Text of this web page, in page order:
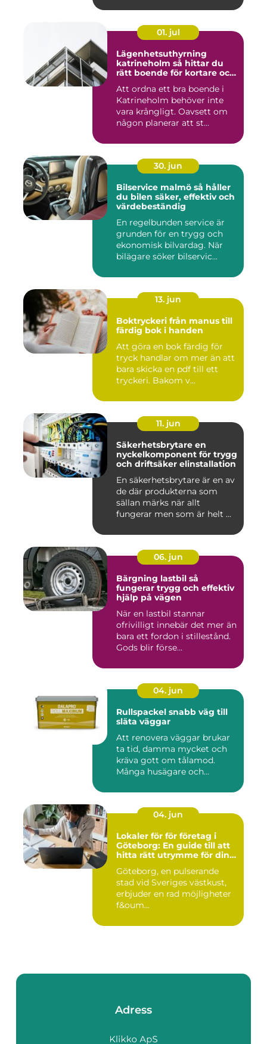
01. jul
Lägenhetsuthyrning
katrineholm så hittar du
rätt boende för kortare och
Att ordna ett bra boende i
Katrineholm behöver inte
vara krångligt. Oavsett om
någon planerar att st...
30. jun
Bilservice malmö så håller
du bilen säker, effektiv och
värdebeständig
En regelbunden service är
grunden för en trygg och
ekonomisk bilvardag. När
bilägare söker bilservic...
13. jun
Boktryckeri från manus till
färdig bok i handen
Att göra en bok färdig för
tryck handlar om mer än att
bara skicka en pdf till ett
tryckeri. Bakom v...
11. jun
Säkerhetsbrytare en
nyckelkomponent för trygg
och driftsäker elinstallation
En säkerhetsbrytare är en av
de där produkterna som
sällan märks när allt
fungerar men som är helt ...
06. jun
Bärgning lastbil så
fungerar trygg och effektiv
hjälp på vägen
När en lastbil stannar
ofrivilligt innebär det mer än
bara ett fordon i stillestånd.
Gods blir förse...
04. jun
Rullspackel snabb väg till
släta väggar
Att renovera väggar brukar
ta tid, damma mycket och
kräva gott om tålamod.
Många husägare och
04. jun
Lokaler för för företag i
Göteborg: En guide till att
hitta rätt utrymme för din
Göteborg, en pulserande
stad vid Sveriges västkust,
erbjuder en rad möjligheter
f&oum...
Adress